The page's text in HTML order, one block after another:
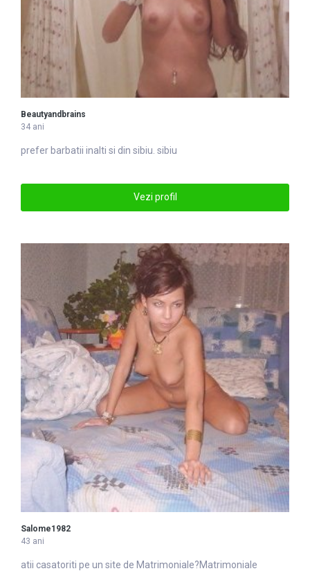
Beautyandbrains
34 ani
prefer barbatii inalti si din sibiu . sibiu
Vezi profil
Salome1982
43 ani
atii casatoriti pe un site de Matrimoniale?Matrimoniale